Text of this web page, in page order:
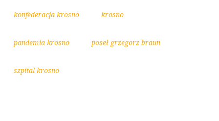
konfederacja krosno krosno
pandemia krosno poseł grzegorz braun
szpital krosno